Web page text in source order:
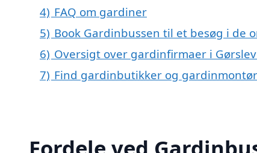
4) FAQ om gardiner
5) Book Gardinbussen til et besøg i de
6) Oversigt over gardinfirmaer i
7) Find gardinbutikker og